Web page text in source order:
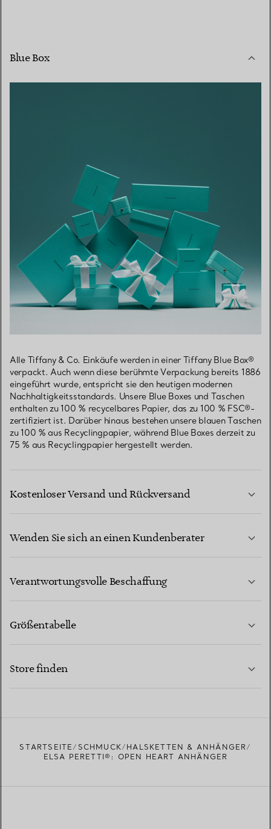
Blue Box
Alle Tiffany & Co. Einkäufe werden in einer Tiffany Blue Box®
verpackt. Auch wenn diese berühmte Verpackung bereits 1886
eingeführt wurde, entspricht sie den heutigen modernen
Nachhaltigkeitsstandards. Unsere Blue Boxes und Taschen
enthalten zu 100 % recycelbares Papier, das zu 100 % FSC®-
zertifiziert ist. Darüber hinaus bestehen unsere blauen Taschen
zu 100 % aus Recyclingpapier, während Blue Boxes derzeit zu
75 % aus Recyclingpapier hergestellt werden.
Kostenloser Versand und Rückversand
Wenden Sie sich an einen Kundenberater
Verantwortungsvolle Beschaffung
Größentabelle
Store finden
STARTSEITE SCHMUCK
HALSKETTEN & ANHÄNGER
ELSA PERETTI®: OPEN HEART ANHÄNGER